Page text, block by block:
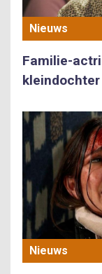
Nieuws
Familie-
Nieuws